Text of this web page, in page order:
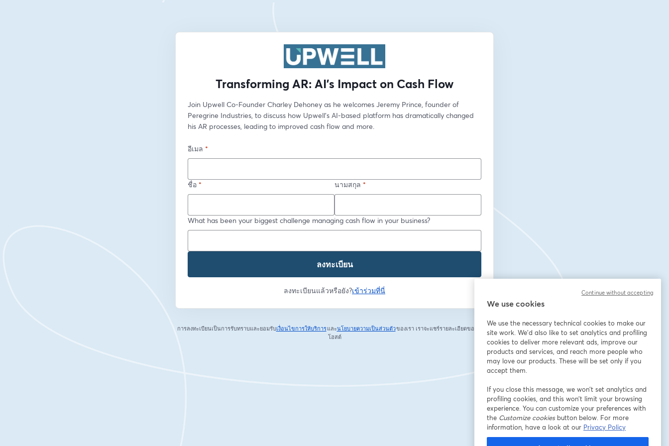
Transforming AR: AI's Impact on Cash Flow
Join Upwell Co-Founder Charley Dehoney as he welcomes Jeremy Prince, founder of
Peregrine Industries, to discuss how Upwell’s AI-based platform has dramatically changed
his AR processes, leading to improved cash flow and more.
อีเมล *
ชื่อ * นามสกุล *
What has been your biggest challenge managing cash flow in your business?
ลงทะเบียน
ลงทะเบียนแล้วหรือยัง?เข้าร่วมที่นี่
การลงทะเบียนเป็นการรับทราบและยอมรับเงื่อนไขการให้บริการ
เปิดในแท็บใหม่
และนโยบายความเป็นส่วนตัว
เปิดในแท็บใหม่
ของเรา เราจะแชร์รายละเอียดของคุณกับ
โฮสต์
We use cookies
We use the necessary technical cookies to make our
site work. We'd also like to set analytics and profiling
cookies to deliver more relevant ads, improve our
products and services, and reach more people who
may love our products. These will be set only if you
accept them.
If you close this message, we won’t set analytics and
profiling cookies, and this won’t limit your browsing
experience. You can customize your preferences with
the Customize cookiesbutton below. For more
information, have a look at our Privacy Policy
Continue without accepting